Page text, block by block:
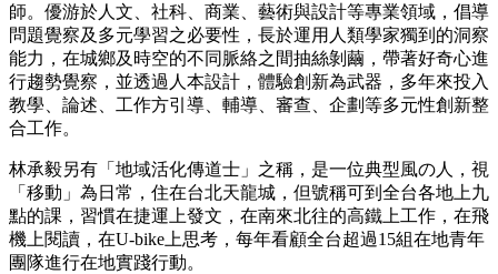
師。優游於人文、社科、商業、藝術與設計等專業領域，倡導
問題覺察及多元學習之必要性，長於運用人類學家獨到的洞察
能力，在城鄉及時空的不同脈絡之間抽絲剝繭，帶著好奇心進
行趨勢覺察，並透過人本設計，體驗創新為武器，多年來投入
教學、論述、工作方引導、輔導、審查、企劃等多元性創新整
合工作。
林承毅另有「地域活化傳道士」之稱，是一位典型風の人，視
「移動」為日常，住在台北天龍城，但號稱可到全台各地上九
點的課，習慣在捷運上發文，在南來北往的高鐵上工作，在飛
機上閱讀，在U-bike上思考，每年看顧全台超過15組在地青年
團隊進行在地實踐行動。